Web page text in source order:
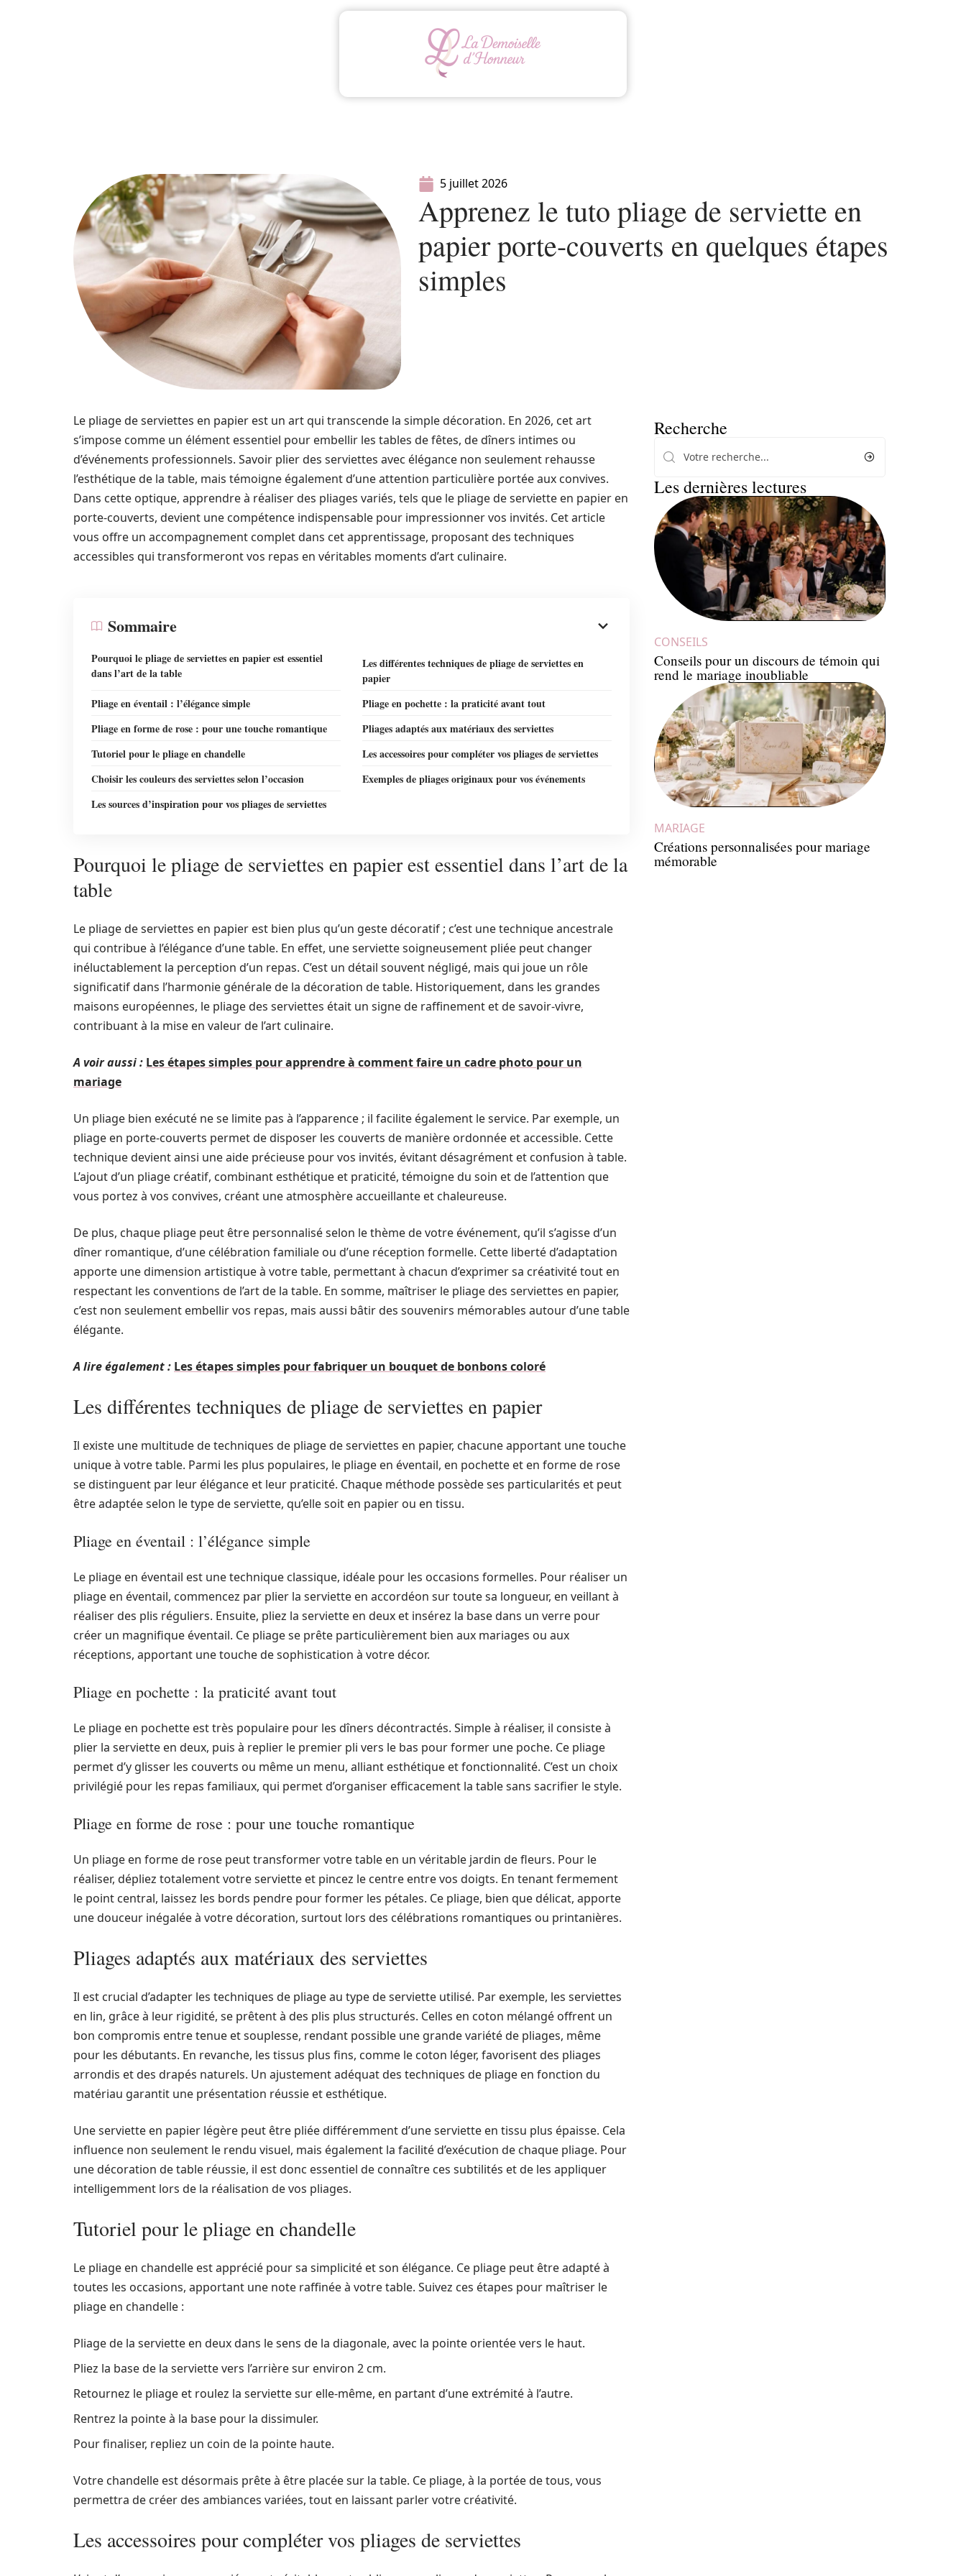
5 juillet 2026
Apprenez le tuto pliage de serviette en
papier porte-couverts en quelques étapes
simples
Le pliage de serviettes en papier est un art qui transcende la simple décoration. En 2026, cet art
s’impose comme un élément essentiel pour embellir les tables de fêtes, de dîners intimes ou
d’événements professionnels. Savoir plier des serviettes avec élégance non seulement rehausse
l’esthétique de la table, mais témoigne également d’une attention particulière portée aux convives.
Dans cette optique, apprendre à réaliser des pliages variés, tels que le pliage de serviette en papier en
porte-couverts, devient une compétence indispensable pour impressionner vos invités. Cet article
vous offre un accompagnement complet dans cet apprentissage, proposant des techniques
accessibles qui transformeront vos repas en véritables moments d’art culinaire.
Sommaire
Pourquoi le pliage de serviettes en papier est essentiel
dans l’art de la table
Les différentes techniques de pliage de serviettes en
papier
Pliage en éventail : l’élégance simple
Pliage en pochette : la praticité avant tout
Pliage en forme de rose : pour une touche romantique
Pliages adaptés aux matériaux des serviettes
Tutoriel pour le pliage en chandelle
Les accessoires pour compléter vos pliages de serviettes
Choisir les couleurs des serviettes selon l’occasion
Exemples de pliages originaux pour vos événements
Les sources d’inspiration pour vos pliages de serviettes
Pourquoi le pliage de serviettes en papier est essentiel dans l’art de la
table
Le pliage de serviettes en papier est bien plus qu’un geste décoratif ; c’est une technique ancestrale
qui contribue à l’élégance d’une table. En effet, une serviette soigneusement pliée peut changer
inéluctablement la perception d’un repas. C’est un détail souvent négligé, mais qui joue un rôle
significatif dans l’harmonie générale de la décoration de table. Historiquement, dans les grandes
maisons européennes, le pliage des serviettes était un signe de raffinement et de savoir-vivre,
contribuant à la mise en valeur de l’art culinaire.
A voir aussi : Les étapes simples pour apprendre à comment faire un cadre photo pour un
mariage
Un pliage bien exécuté ne se limite pas à l’apparence ; il facilite également le service. Par exemple, un
pliage en porte-couverts permet de disposer les couverts de manière ordonnée et accessible. Cette
technique devient ainsi une aide précieuse pour vos invités, évitant désagrément et confusion à table.
L’ajout d’un pliage créatif, combinant esthétique et praticité, témoigne du soin et de l’attention que
vous portez à vos convives, créant une atmosphère accueillante et chaleureuse.
De plus, chaque pliage peut être personnalisé selon le thème de votre événement, qu’il s’agisse d’un
dîner romantique, d’une célébration familiale ou d’une réception formelle. Cette liberté d’adaptation
apporte une dimension artistique à votre table, permettant à chacun d’exprimer sa créativité tout en
respectant les conventions de l’art de la table. En somme, maîtriser le pliage des serviettes en papier,
c’est non seulement embellir vos repas, mais aussi bâtir des souvenirs mémorables autour d’une table
élégante.
A lire également : Les étapes simples pour fabriquer un bouquet de bonbons coloré
Les différentes techniques de pliage de serviettes en papier
Il existe une multitude de techniques de pliage de serviettes en papier, chacune apportant une touche
unique à votre table. Parmi les plus populaires, le pliage en éventail, en pochette et en forme de rose
se distinguent par leur élégance et leur praticité. Chaque méthode possède ses particularités et peut
être adaptée selon le type de serviette, qu’elle soit en papier ou en tissu.
Pliage en éventail : l’élégance simple
Le pliage en éventail est une technique classique, idéale pour les occasions formelles. Pour réaliser un
pliage en éventail, commencez par plier la serviette en accordéon sur toute sa longueur, en veillant à
réaliser des plis réguliers. Ensuite, pliez la serviette en deux et insérez la base dans un verre pour
créer un magnifique éventail. Ce pliage se prête particulièrement bien aux mariages ou aux
réceptions, apportant une touche de sophistication à votre décor.
Pliage en pochette : la praticité avant tout
Le pliage en pochette est très populaire pour les dîners décontractés. Simple à réaliser, il consiste à
plier la serviette en deux, puis à replier le premier pli vers le bas pour former une poche. Ce pliage
permet d’y glisser les couverts ou même un menu, alliant esthétique et fonctionnalité. C’est un choix
privilégié pour les repas familiaux, qui permet d’organiser efficacement la table sans sacrifier le style.
Pliage en forme de rose : pour une touche romantique
Un pliage en forme de rose peut transformer votre table en un véritable jardin de fleurs. Pour le
réaliser, dépliez totalement votre serviette et pincez le centre entre vos doigts. En tenant fermement
le point central, laissez les bords pendre pour former les pétales. Ce pliage, bien que délicat, apporte
une douceur inégalée à votre décoration, surtout lors des célébrations romantiques ou printanières.
Pliages adaptés aux matériaux des serviettes
Il est crucial d’adapter les techniques de pliage au type de serviette utilisé. Par exemple, les serviettes
en lin, grâce à leur rigidité, se prêtent à des plis plus structurés. Celles en coton mélangé offrent un
bon compromis entre tenue et souplesse, rendant possible une grande variété de pliages, même
pour les débutants. En revanche, les tissus plus fins, comme le coton léger, favorisent des pliages
arrondis et des drapés naturels. Un ajustement adéquat des techniques de pliage en fonction du
matériau garantit une présentation réussie et esthétique.
Une serviette en papier légère peut être pliée différemment d’une serviette en tissu plus épaisse. Cela
influence non seulement le rendu visuel, mais également la facilité d’exécution de chaque pliage. Pour
une décoration de table réussie, il est donc essentiel de connaître ces subtilités et de les appliquer
intelligemment lors de la réalisation de vos pliages.
Tutoriel pour le pliage en chandelle
Le pliage en chandelle est apprécié pour sa simplicité et son élégance. Ce pliage peut être adapté à
toutes les occasions, apportant une note raffinée à votre table. Suivez ces étapes pour maîtriser le
pliage en chandelle :
Pliage de la serviette en deux dans le sens de la diagonale, avec la pointe orientée vers le haut.
Pliez la base de la serviette vers l’arrière sur environ 2 cm.
Retournez le pliage et roulez la serviette sur elle-même, en partant d’une extrémité à l’autre.
Rentrez la pointe à la base pour la dissimuler.
Pour finaliser, repliez un coin de la pointe haute.
Votre chandelle est désormais prête à être placée sur la table. Ce pliage, à la portée de tous, vous
permettra de créer des ambiances variées, tout en laissant parler votre créativité.
Les accessoires pour compléter vos pliages de serviettes
Recherche
Les dernières lectures
CONSEILS
Conseils pour un discours de témoin qui
rend le mariage inoubliable
MARIAGE
Créations personnalisées pour mariage
mémorable